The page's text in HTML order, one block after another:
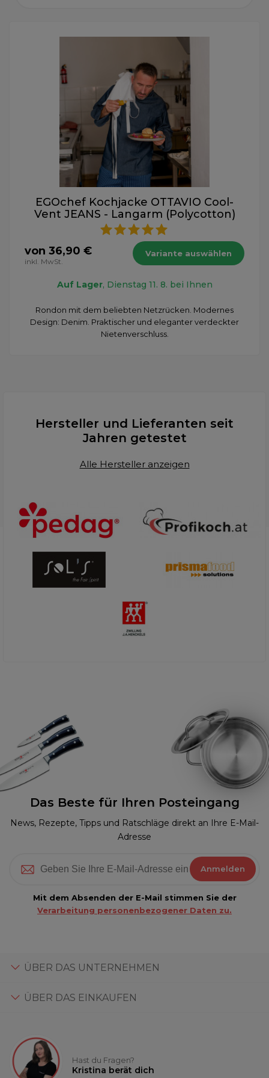
EGOchef Kochjacke OTTAVIO Cool-
Vent JEANS - Langarm (Polycotton)
von 36,90 €
inkl. MwSt.
Variante auswählen
Auf Lager, Dienstag 11. 8. bei Ihnen
Rondon mit dem beliebten Netzrücken. Modernes
Design: Denim. Praktischer und eleganter verdeckter
Nietenverschluss.
Hersteller und Lieferanten seit
Jahren getestet
Alle Hersteller anzeigen
Das Beste für Ihren Posteingang
News, Rezepte, Tipps und Ratschläge direkt an Ihre E-Mail-
Adresse
Anmelden
Mit dem Absenden der E-Mail stimmen Sie der
Verarbeitung personenbezogener Daten zu.
ÜBER DAS UNTERNEHMEN
ÜBER DAS EINKAUFEN
Hast du Fragen?
Kristina berät dich